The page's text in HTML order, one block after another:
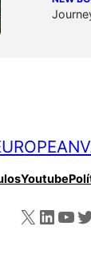
Youtube
X LinkedIn YouTube Twitter